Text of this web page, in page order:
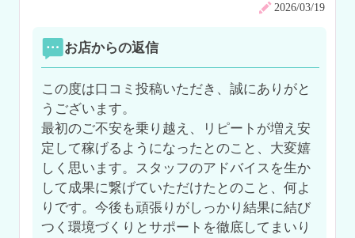
2026/03/19
お店からの返信
この度は口コミ投稿いただき、誠にありがと
うございます。
最初のご不安を乗り越え、リピートが増え安
定して稼げるようになったとのこと、大変嬉
しく思います。スタッフのアドバイスを生か
して成果に繋げていただけたとのこと、何よ
りです。今後も頑張りがしっかり結果に結び
つく環境づくりとサポートを徹底してまいり